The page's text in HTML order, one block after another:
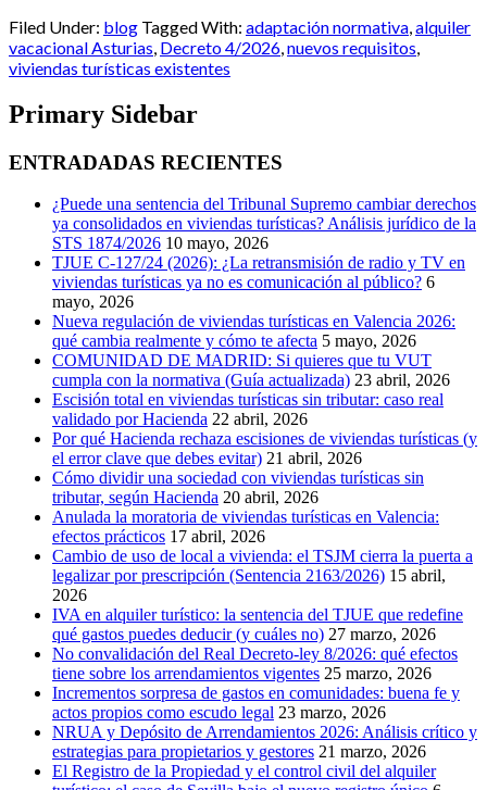
Filed Under: blog Tagged With: adaptación normativa alquiler
vacacional Asturias Decreto 4/2026 nuevos requisitos
viviendas turísticas existentes
Primary Sidebar
ENTRADADAS RECIENTES
¿Puede una sentencia del Tribunal Supremo cambiar derechos
ya consolidados en viviendas turísticas? Análisis jurídico de la
STS 1874/2026 10 mayo, 2026
TJUE C-127/24 (2026): ¿La retransmisión de radio y TV en
viviendas turísticas ya no es comunicación al público? 6
mayo, 2026
Nueva regulación de viviendas turísticas en Valencia 2026:
qué cambia realmente y cómo te afecta 5 mayo, 2026
COMUNIDAD DE MADRID: Si quieres que tu VUT
cumpla con la normativa (Guía actualizada) 23 abril, 2026
Escisión total en viviendas turísticas sin tributar: caso real
validado por Hacienda 22 abril, 2026
Por qué Hacienda rechaza escisiones de viviendas turísticas (y
el error clave que debes evitar) 21 abril, 2026
Cómo dividir una sociedad con viviendas turísticas sin
tributar, según Hacienda 20 abril, 2026
Anulada la moratoria de viviendas turísticas en Valencia:
efectos prácticos 17 abril, 2026
Cambio de uso de local a vivienda: el TSJM cierra la puerta a
legalizar por prescripción (Sentencia 2163/2026) 15 abril,
2026
IVA en alquiler turístico: la sentencia del TJUE que redefine
qué gastos puedes deducir (y cuáles no) 27 marzo, 2026
No convalidación del Real Decreto-ley 8/2026: qué efectos
tiene sobre los arrendamientos vigentes 25 marzo, 2026
Incrementos sorpresa de gastos en comunidades: buena fe y
actos propios como escudo legal 23 marzo, 2026
NRUA y Depósito de Arrendamientos 2026: Análisis crítico y
estrategias para propietarios y gestores 21 marzo, 2026
El Registro de la Propiedad y el control civil del alquiler